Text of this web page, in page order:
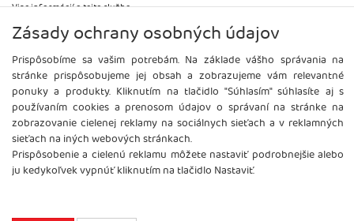
Viac informácií o tejto službe
Zásady ochrany osobných údajov
Prispôsobíme sa vašim potrebám. Na základe vášho správania na
stránke prispôsobujeme jej obsah a zobrazujeme vám relevantné
ponuky a produkty. Kliknutím na tlačidlo "Súhlasím" súhlasíte aj s
používaním cookies a prenosom údajov o správaní na stránke na
zobrazovanie cielenej reklamy na sociálnych sieťach a v reklamných
sieťach na iných webových stránkach.
Prispôsobenie a cielenú reklamu môžete nastaviť podrobnejšie alebo
ju kedykoľvek vypnúť kliknutím na tlačidlo Nastaviť.